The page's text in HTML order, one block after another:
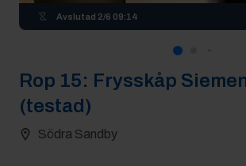
Avslutad 2/6 09:14
Rop 15: Frysskåp
(testad)
Södra Sandby